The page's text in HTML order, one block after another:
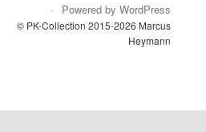
Powered by WordPress
© PK-Collection 2015-2026 Marcus
Heymann